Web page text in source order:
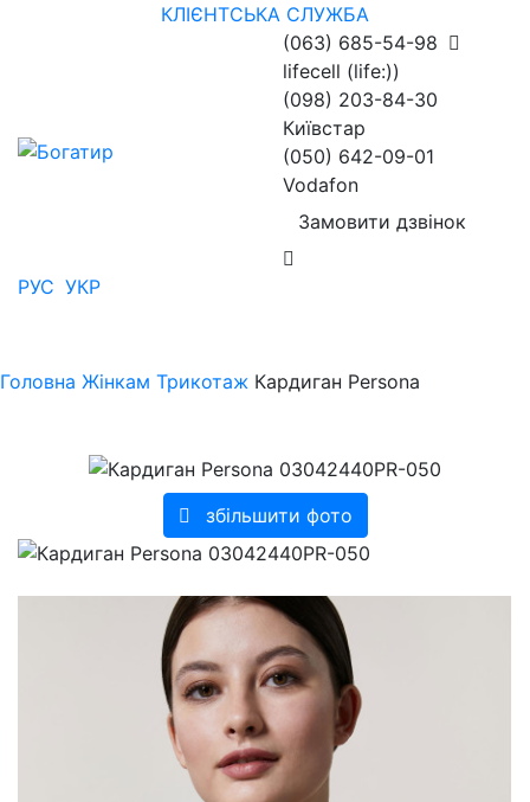
КЛІЄНТСЬКА СЛУЖБА
(063) 685-54-98
lifecell (life:))
(098) 203-84-30
Київстар
(050) 642-09-01
Vodafon
Замовити дзвінок
РУС УКР
Головна Жінкам Трикотаж Кардиган Persona
збільшити фото